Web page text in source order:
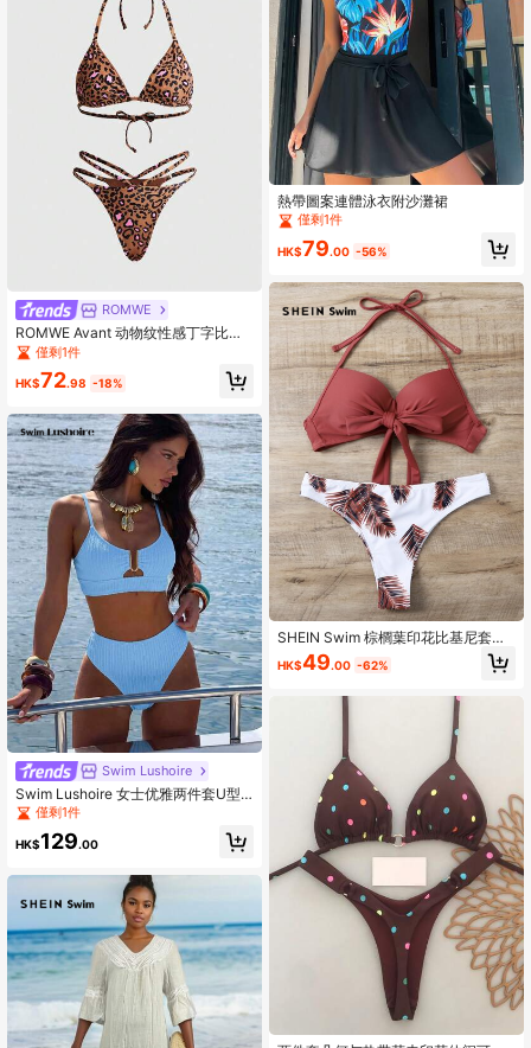
ROMWE
ROMWE Avant 动物纹性感丁字比基
尼泳衣，露背设计，适合春夏泳池派
对、海滩、舞台表演和度假穿着。
僅剩1件
HK$72.98 -18%
Swim Lushoire
Swim Lushoire 女士优雅两件套U型
搭扣装饰镂空吊带坦克比基尼泳衣套
装，夏季，夏季沙滩装，女士度假
装，女士休闲沙滩装，夏季泳装比基
士套装，聚拢泳衣
僅剩1件
HK$129.00
熱帶圖案連體泳衣附沙灘裙
僅剩1件
HK$79.00 -56%
SHEIN Swim 棕櫚葉印花比基尼套裝
前打結聚攏內衣和泳衣下裝2入組泳衣
HK$49.00 -62%